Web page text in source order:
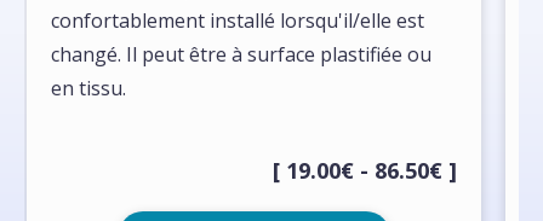
confortablement installé lorsqu'il/elle est
changé. Il peut être à surface plastifiée ou
en tissu.
[ 19.00€ - 86.50€ ]